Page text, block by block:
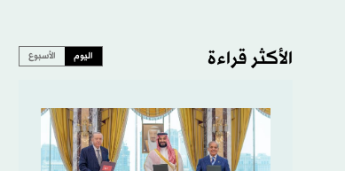
الأكثر قراءة اليوم الأسبوع